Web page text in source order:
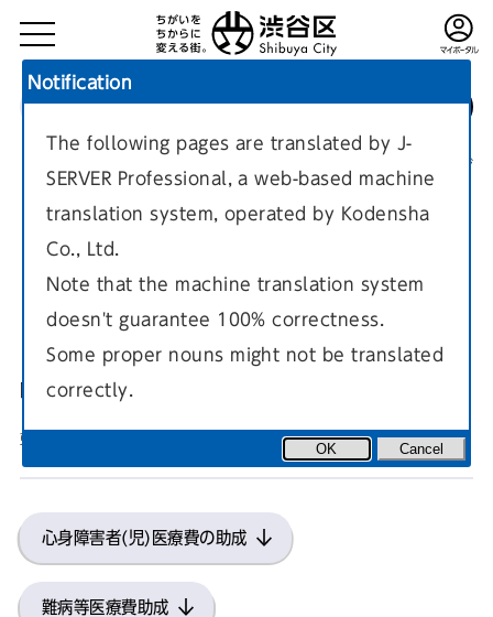
現在のページ
医療費の助成
障がい者の医療費の助成について。
更新日
心身障害者(児)医療費の助成
難病等医療費助成
Notification
The following pages are translated by J-
SERVER Professional, a web-based machine
translation system, operated by Kodensha
Co., Ltd.
Note that the machine translation system
doesn't guarantee 100% correctness.
Some proper nouns might not be translated
correctly.
OK Cancel